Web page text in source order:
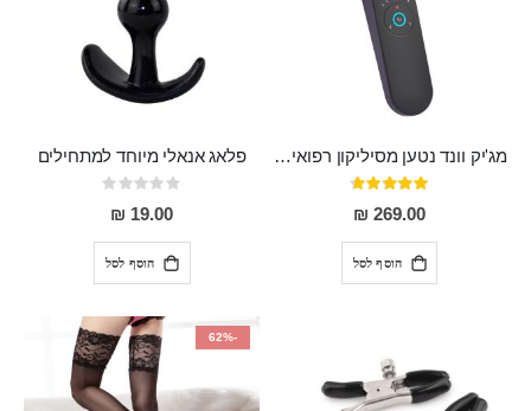
מג'יק וונד נטען מסיליקון רפואי חזק בעל 12 מצבי רטט ו6 מהירויות שונות ROMI
דירוג:
93%
269.00 ₪
הוסף לסל
פלאג אנאלי מיוחד למתחילים
Rating:
0%
19.00 ₪
הוסף לסל
-62%